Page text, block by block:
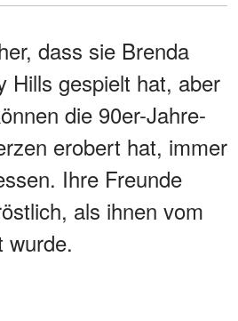
dass sie Brenda
Hills gespielt hat, aber
die 90er-Jahre-
erobert hat, immer
Ihre Freunde
als ihnen vom
wurde.